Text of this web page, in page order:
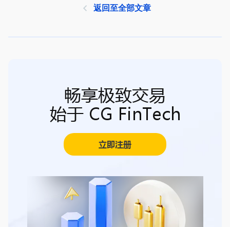
返回至全部文章
畅享极致交易
始于 CG FinTech
立即注册